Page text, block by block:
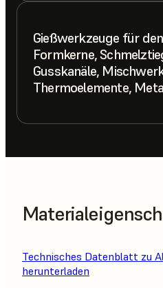
Gießwerkzeuge für
Formkerne,
Gusskanäle,
Thermoelemente,
Technisches Datenblatt zu
herunterladen